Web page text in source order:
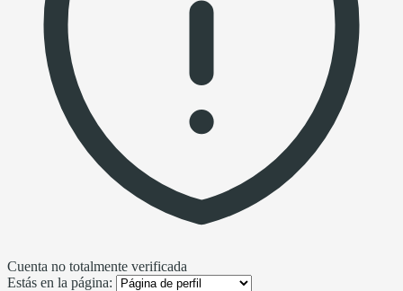
Cuenta no totalmente verificada
Estás en la página: